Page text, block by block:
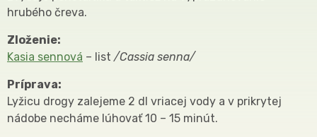
hrubého čreva.
Zloženie:
Kasia sennová – list/Cassia senna/
Príprava:
Lyžicu drogy zalejeme 2 dl vriacej vody a v prikrytej
nádobe necháme lúhovať 10 – 15 minút.